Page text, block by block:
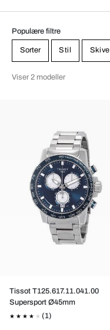
Populære filtre
Sorter Stil Skive
Viser 2 modeller
Tissot T125.617.11.041.00
Supersport Ø45mm
(1)